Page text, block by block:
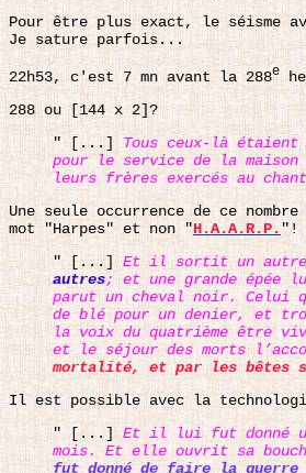
Pour être plus exact, le séisme
Je sature parfois...
22h53, c'est 7 mn avant la 288e
288 ou
[144 x 2]?
" [...] Tous ceux-là
pour le service de la maison
leurs frères exercés au
Une seule occurrence de ce
mot "Harpes" et non "H.A.A.R.P. "!
" [...] Et il sortit un autre
autres; et une grande
parut un cheval noir. Celui
de blé pour un denier, et
la voix du quatrième être
et le séjour des morts
mortalité, et par les bêtes
Il est possible avec la
" [...] Et il lui fut donné
mois. Et elle ouvrit sa
fut donné de faire la